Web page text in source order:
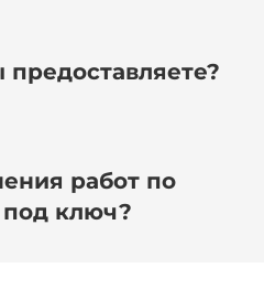
работ по
под ключ?